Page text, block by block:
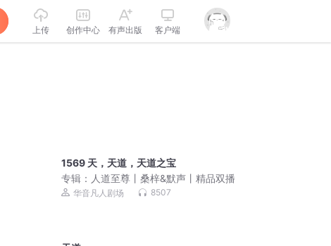
上传 创作中心 有声出版 客户端
1569 天，天道，天道之宝
专辑： 人道至尊丨桑梓&默声丨精品双播
华音凡人剧场 8507